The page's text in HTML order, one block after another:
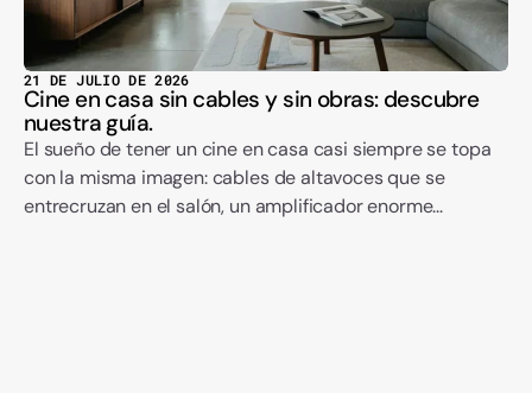
21 DE JULIO DE 2026
Cine en casa sin cables y sin obras: descubre
nuestra guía.
El sueño de tener un cine en casa casi siempre se topa
con la misma imagen: cables de altavoces que se
entrecruzan en el salón, un amplificador enorme...